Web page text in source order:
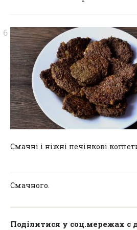
Смачні і ніжні печінкові
Смачного.
Поділитися у соц.мережах с